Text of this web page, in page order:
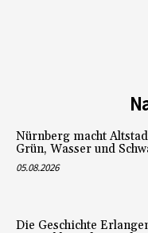
Nürnberg macht
Grün, Wasser und
05.08.2026
Die Geschichte